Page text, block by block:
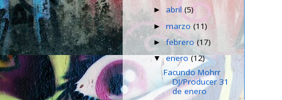
► abril(5)
►marzo(11)
►febrero(17)
▼enero(12)
Facundo Mohrr
DJ/Producer 31
de enero